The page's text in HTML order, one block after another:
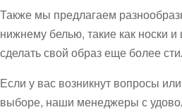
Также мы предлагаем
нижнему белью, такие как носки
сделать свой образ еще более
Если у вас возникнут вопросы
выборе, наши менеджеры с